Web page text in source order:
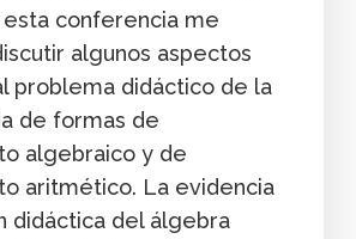
conferencia me
algunos aspectos
problema didáctico de la
de formas de
algebraico y de
aritmético. La evidencia
didáctica del álgebra